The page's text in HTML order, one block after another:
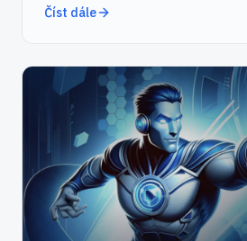
Číst dále